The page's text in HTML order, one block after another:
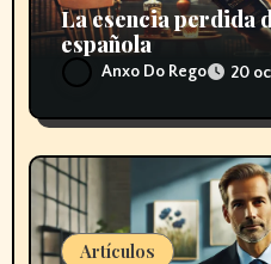
La esencia perdida
española
Anxo Do Rego 20
Artículos